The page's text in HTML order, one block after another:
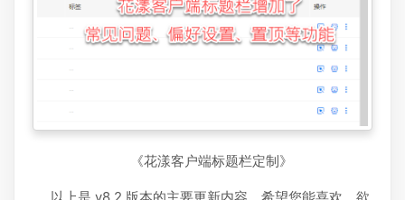
《花漾客户端标题栏定制》